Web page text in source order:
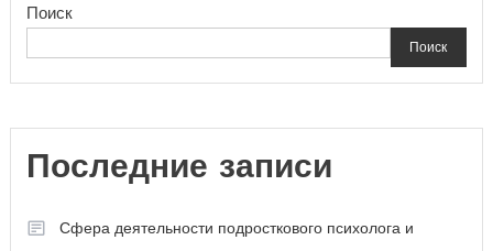
записям
Поиск
Поиск
Последние записи
Сфера деятельности подросткового психолога и